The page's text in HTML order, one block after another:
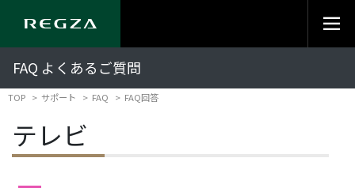
FAQ よくあるご質問
TOP サポート FAQ FAQ回答
テレビ